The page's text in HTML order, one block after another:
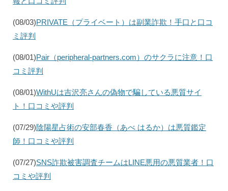
(08/03)PRIVATE（プライベート）は副業詐欺！手口と口コ
ミ評判
(08/01)Pair（peripheral-partners.com）のサクラに注意！口
コミ評判
(08/01)WithUは吉沢亮さんの偽物で騙している悪質サイ
ト！口コミや評判
(07/29)陰陽星占術の安部春香（あべ はるか）は悪質鑑定
師！口コミや評判
(07/27)SNS詐欺被害調査チームはLINE悪用の悪質業者！口
コミや評判